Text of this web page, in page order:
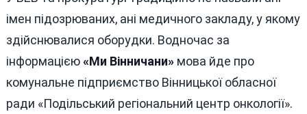
імен підозрюваних, ані медичного закладу, у якому
здійснювалися оборудки. Водночас за
інформацією«Ми Вінничани»мова йде про
комунальне підприємство Вінницької обласної
ради «Подільський регіональний центр онкології».